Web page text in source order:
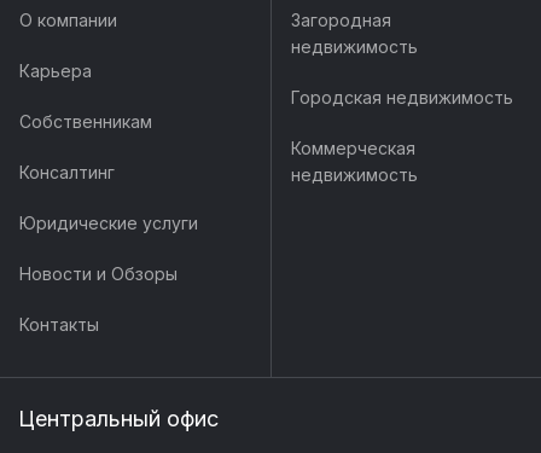
О компании
Карьера
Собственникам
Консалтинг
Юридические услуги
Новости и Обзоры
Контакты
Загородная
недвижимость
Городская недвижимость
Коммерческая
недвижимость
Центральный офис